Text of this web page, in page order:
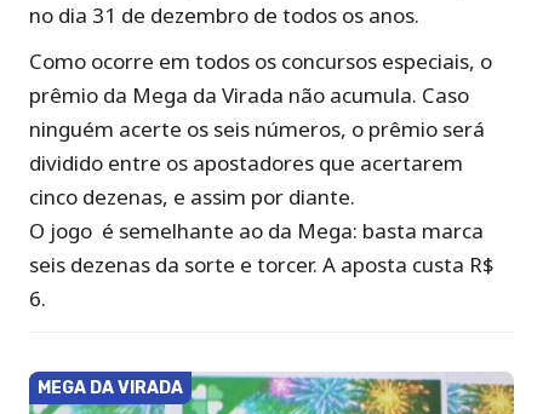
no dia 31 de dezembro de todos os anos.
Como ocorre em todos os concursos especiais, o
prêmio da Mega da Virada não acumula. Caso
ninguém acerte os seis números, o prêmio será
dividido entre os apostadores que acertarem
cinco dezenas, e assim por diante.
O jogo é semelhante ao da Mega: basta marca
seis dezenas da sorte e torcer. A aposta custa R$
6.
MEGA DA VIRADA